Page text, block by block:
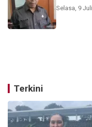
Selasa, 9
Terkini